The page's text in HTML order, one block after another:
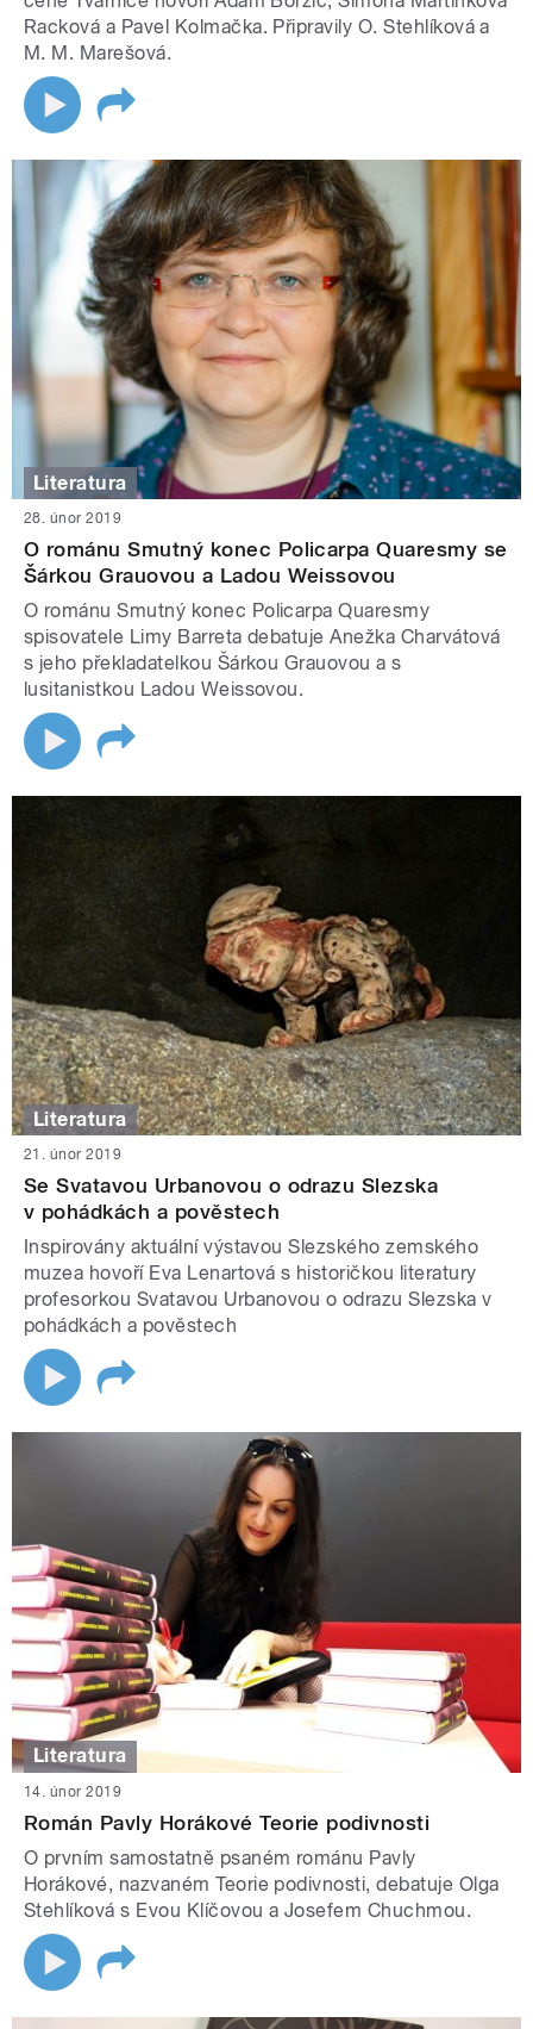
Racková a Pavel Kolmačka. Připravily O. Stehlíková a
M. M. Marešová.
Literatura
28. únor 2019
O románu Smutný konec Policarpa Quaresmy se
Šárkou Grauovou a Ladou Weissovou
O románu Smutný konec Policarpa Quaresmy
spisovatele Limy Barreta debatuje Anežka Charvátová
s jeho překladatelkou Šárkou Grauovou a s
lusitanistkou Ladou Weissovou.
Literatura
21. únor 2019
Se Svatavou Urbanovou o odrazu Slezska
v pohádkách a pověstech
Inspirovány aktuální výstavou Slezského zemského
muzea hovoří Eva Lenartová s historičkou literatury
profesorkou Svatavou Urbanovou o odrazu Slezska v
pohádkách a pověstech
Literatura
14. únor 2019
Román Pavly Horákové Teorie podivnosti
O prvním samostatně psaném románu Pavly
Horákové, nazvaném Teorie podivnosti, debatuje Olga
Stehlíková s Evou Klíčovou a Josefem Chuchmou.